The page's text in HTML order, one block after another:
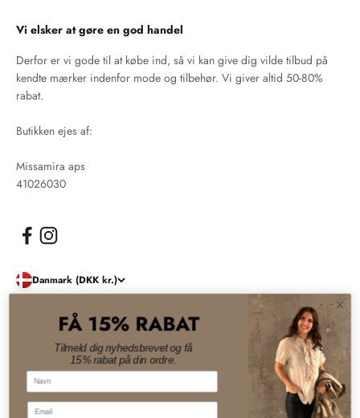
Vi elsker at gøre en god handel
Derfor er vi gode til at købe ind, så vi kan give dig vilde tilbud på
kendte mærker indenfor mode og tilbehør. Vi giver altid 50-80%
rabat.
Butikken ejes af:
Missamira aps
41026030
Danmark (DKK kr.)
© 2026, Damernes Outlet. Drevet af Shopify
FÅ 15% RABAT
Tilmeld dig nyhedsbrevet og få
15% rabat på din ordre.
Navn